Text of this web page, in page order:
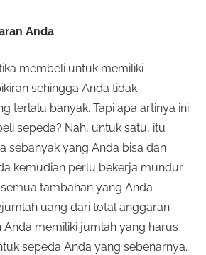
Anda
membeli untuk memiliki
sehingga Anda tidak
terlalu banyak. Tapi apa artinya ini
sepeda? Nah, untuk satu, itu
sebanyak yang Anda bisa dan
kemudian perlu bekerja mundur
tambahan yang Anda
uang dari total anggaran
Anda memiliki jumlah yang harus
sepeda Anda yang sebenarnya.